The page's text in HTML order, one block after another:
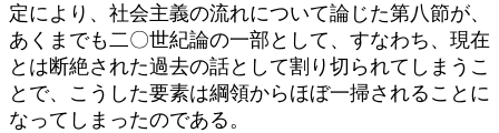
定により、社会主義の流れについて論じた第八節が、
あくまでも二〇世紀論の一部として、すなわち、現在
とは断絶された過去の話として割り切られてしまうこ
とで、こうした要素は綱領からほぼ一掃されることに
なってしまったのである。